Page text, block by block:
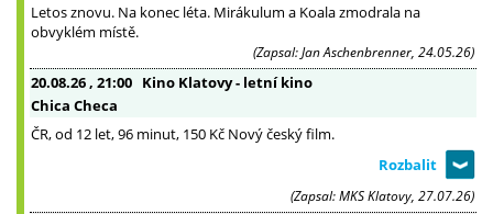
Letos znovu. Na konec léta. Mirákulum a Koala zmodrala na
obvyklém místě.
(Zapsal: Jan Aschenbrenner, 24.05.26)
20.08.26 , 21:00 Kino Klatovy - letní kino
Chica Checa
ČR, od 12 let, 96 minut, 150 Kč Nový český film.
(Zapsal: MKS Klatovy, 27.07.26)